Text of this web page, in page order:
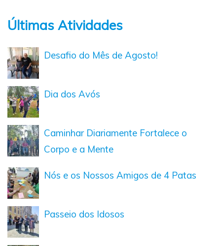
Últimas Atividades
Desafio do Mês de Agosto!
Dia dos Avós
Caminhar Diariamente Fortalece o
Corpo e a Mente
Nós e os Nossos Amigos de 4 Patas
Passeio dos Idosos